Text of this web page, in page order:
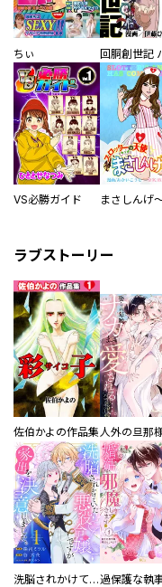
ちぃ
VS必勝ガイド まさしんげ
ラブストーリー
佐伯かよの作品集
洗脳されかけていた悪役令嬢ですが家出を決意しました。【電子単行本版／特典おまけ付き】